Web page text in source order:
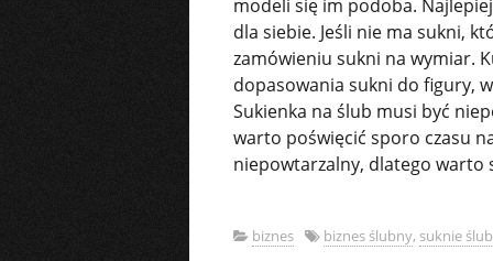
modeli się im podoba.
dla siebie. Jeśli nie ma sukni,
zamówieniu sukni na wymiar.
dopasowania sukni do figury,
Sukienka na ślub musi być
warto poświęcić sporo czasu
niepowtarzalny, dlatego warto
biznes biznes ślubny, suknie